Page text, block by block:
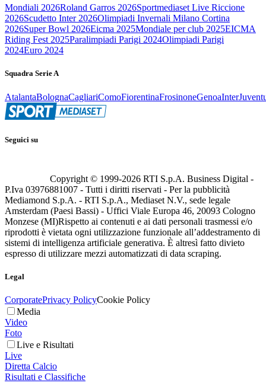
Mondiali 2026Roland Garros 2026Sportmediaset Live Riccione
2026Scudetto Inter 2026Olimpiadi Invernali Milano Cortina
2026Super Bowl 2026Eicma 2025Mondiale per club 2025EICMA
Riding Fest 2025Paralimpiadi Parigi 2024Olimpiadi Parigi
2024Euro 2024
Squadra Serie A
AtalantaBolognaCagliariComoFiorentinaFrosinoneGenoaInter
Seguici su
Copyright © 1999-2026 RTI S.p.A. Business Digital -
P.Iva 03976881007 - Tutti i diritti riservati - Per la pubblicità
Mediamond S.p.A. - RTI S.p.A., Mediaset N.V., sede legale
Amsterdam (Paesi Bassi) - Uffici Viale Europa 46, 20093 Cologno
Monzese (MI)Rispetto ai contenuti e ai dati personali trasmessi e/o
riprodotti è vietata ogni utilizzazione funzionale all’addestramento di
sistemi di intelligenza artificiale generativa. È altresì fatto divieto
espresso di utilizzare mezzi automatizzati di data scraping.
Legal
CorporatePrivacy PolicyCookie Policy
Media
Video
Foto
Live e Risultati
Live
Diretta Calcio
Risultati e Classifiche